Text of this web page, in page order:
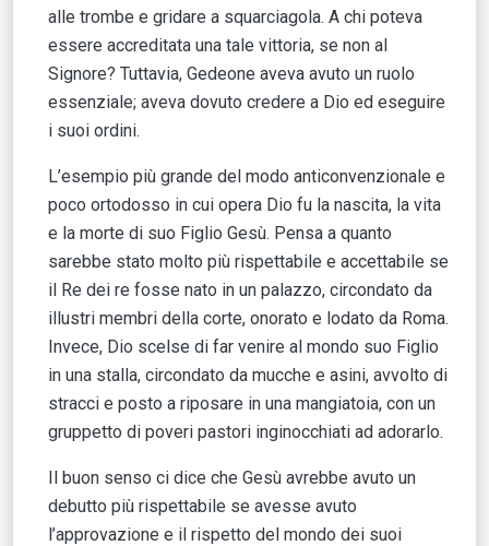
alle trombe e gridare a squarciagola. A chi poteva
essere accreditata una tale vittoria, se non al
Signore? Tuttavia, Gedeone aveva avuto un ruolo
essenziale; aveva dovuto credere a Dio ed eseguire
i suoi ordini.
L’esempio più grande del modo anticonvenzionale e
poco ortodosso in cui opera Dio fu la nascita, la vita
e la morte di suo Figlio Gesù. Pensa a quanto
sarebbe stato molto più rispettabile e accettabile se
il Re dei re fosse nato in un palazzo, circondato da
illustri membri della corte, onorato e lodato da Roma.
Invece, Dio scelse di far venire al mondo suo Figlio
in una stalla, circondato da mucche e asini, avvolto di
stracci e posto a riposare in una mangiatoia, con un
gruppetto di poveri pastori inginocchiati ad adorarlo.
Il buon senso ci dice che Gesù avrebbe avuto un
debutto più rispettabile se avesse avuto
l’approvazione e il rispetto del mondo dei suoi